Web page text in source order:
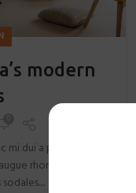
modern
dui a per aptent
rhoncus laoreet